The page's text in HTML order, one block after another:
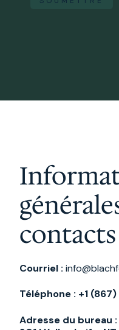
contacts
Courriel :
Téléphone : +1 (867)
Adresse du bureau :